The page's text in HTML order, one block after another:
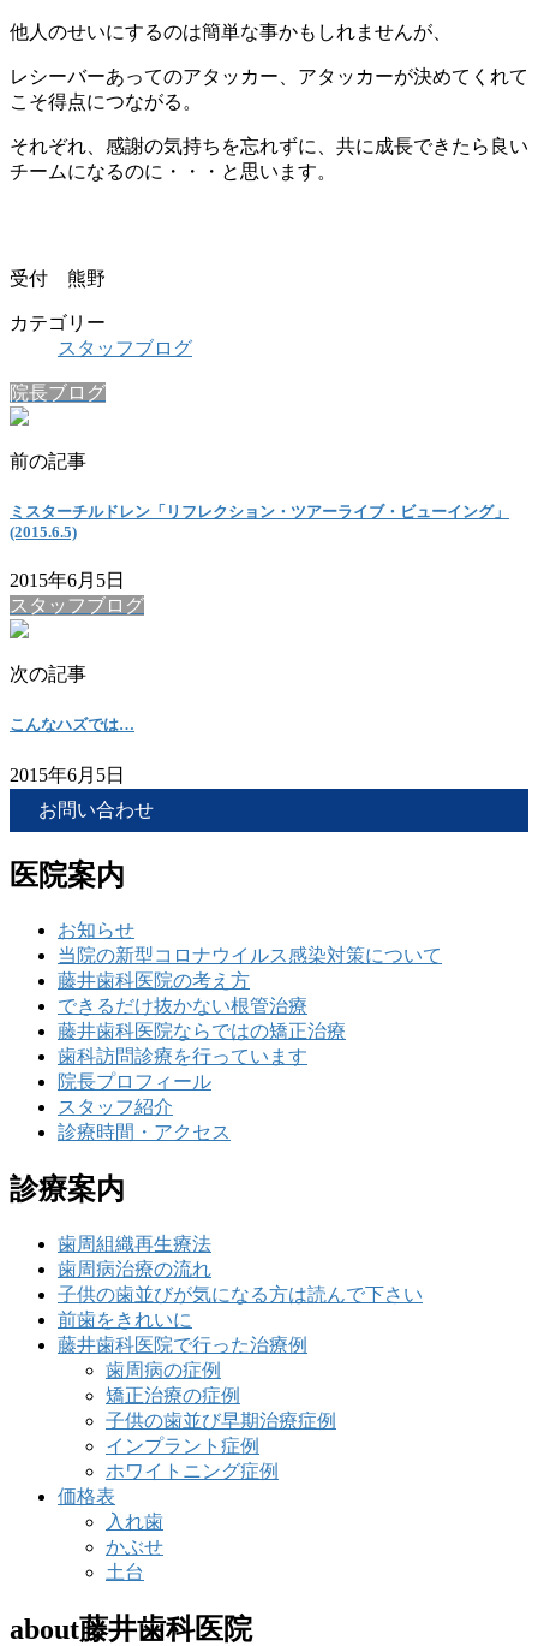
他人のせいにするのは簡単な事かもしれませんが、
レシーバーあってのアタッカー、アタッカーが決めてくれて
こそ得点につながる。
それぞれ、感謝の気持ちを忘れずに、共に成長できたら良い
チームになるのに・・・と思います。
受付 熊野
カテゴリー
スタッフブログ
院長ブログ
前の記事
ミスターチルドレン「リフレクション・ツアーライブ・ビューイング」
(2015.6.5)
2015年6月5日
スタッフブログ
次の記事
こんなハズでは…
2015年6月5日
お問い合わせ
医院案内
お知らせ
当院の新型コロナウイルス感染対策について
藤井歯科医院の考え方
できるだけ抜かない根管治療
藤井歯科医院ならではの矯正治療
歯科訪問診療を行っています
院長プロフィール
スタッフ紹介
診療時間・アクセス
診療案内
歯周組織再生療法
歯周病治療の流れ
子供の歯並びが気になる方は読んで下さい
前歯をきれいに
藤井歯科医院で行った治療例
歯周病の症例
矯正治療の症例
子供の歯並び早期治療症例
インプラント症例
ホワイトニング症例
価格表
入れ歯
かぶせ
土台
about藤井歯科医院